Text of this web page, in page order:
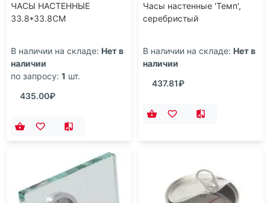
ЧАСЫ НАСТЕННЫЕ
33.8*33.8CM
В наличии на складе: Нет в
наличии
по запросу: 1 шт.
435.00₽
Часы настенные 'Темп',
серебристый
В наличии на складе: Нет в
наличии
437.81₽